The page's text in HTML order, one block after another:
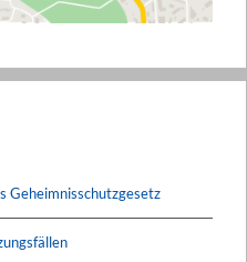
Geheimnisschutzgesetz